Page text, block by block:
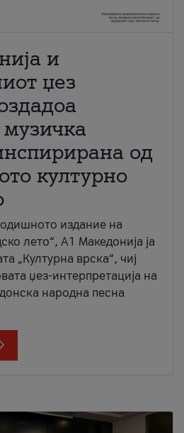
и
џез
од
културно
издание на
лето“, А1 Македонија ја
„Културна врска“, чиј
џез-интерпретација на
народна песна